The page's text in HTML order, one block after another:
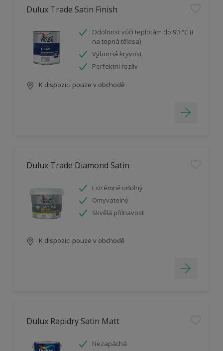
Dulux Trade Satin Finish
Odolnost vůči teplotám do 90 °C (i
na topná tělesa)
Výborná kryvost
Perfektní rozliv
K dispozici pouze v obchodě
Dulux Trade Diamond Satin
Extrémně odolný
Omyvatelný
Skvělá přilnavost
K dispozici pouze v obchodě
Dulux Rapidry Satin Matt
Nezapáchá